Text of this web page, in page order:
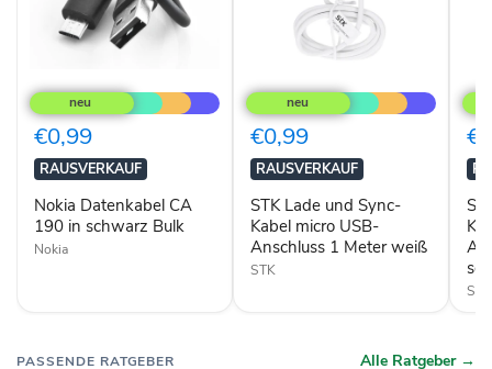
Datenkabel
CA
190
in
schwarz
Bulk
€0,99
RAUSVERKAUF
Nokia Datenkabel CA
190 in schwarz Bulk
Nokia
Lade
und
Sync-
Kabel
micro
USB-
Anschluss
1
Meter
weiß
€0,99
RAUSVERKAUF
STK Lade und Sync-
Kabel micro USB-
Anschluss 1 Meter weiß
STK
und
1
STK
PASSENDE RATGEBER Alle Ratgeber →